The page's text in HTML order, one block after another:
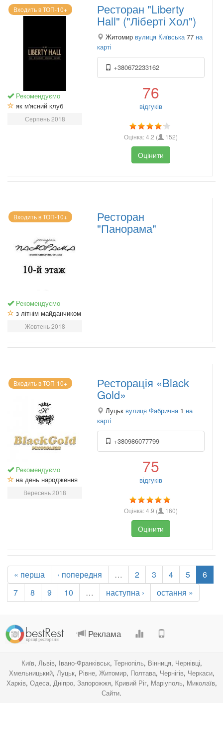
Входить в ТОП-10+
Рекомендуємо
як м'ясний клуб
Серпень 2018
Ресторан "Liberty
Hall" ("Ліберті Хол")
Житомир вулиця Київська77 на
карті
+380672233162
76
відгуків
Оцінка:4.2 ( 152)
Оцінити
Входить в ТОП-10+
Рекомендуємо
з літнім майданчиком
Жовтень 2018
Ресторан
"Панорама"
Входить в ТОП-10+
Рекомендуємо
на день народження
Вересень 2018
Ресторація «Black
Gold»
Луцьк вулиця Фабрична 1 на
карті
+380986077799
75
відгуків
Оцінка:4.9 ( 160)
Оцінити
« перша ‹ попередня … 2 3 4 5
6
7
8 9 10 … наступна › остання »
Реклама
Київ, Львів, Івано-Франківськ, Тернопіль, Вінниця, Чернівці,
Хмельницький, Луцьк, Рівне, Житомир, Полтава, Чернігів, Черкаси,
Харків, Одеса, Дніпро, Запорожжя, Кривий Ріг, Маріуполь, Миколаїв,
Сайти.